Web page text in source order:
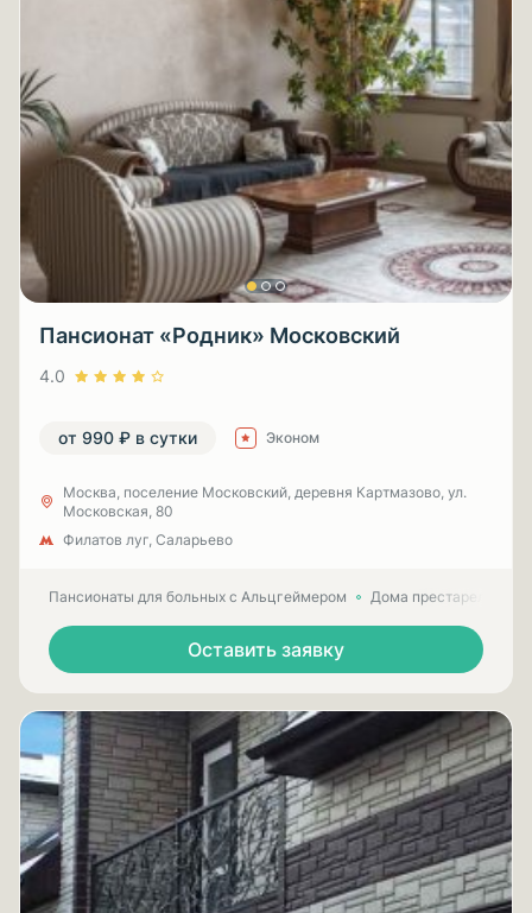
Пансионат «Родник» Московский
4.0
от 990 ₽ в сутки Эконом
Москва, поселение Московский, деревня Картмазово, ул.
Московская, 80
Филатов луг, Саларьево
Пансионаты для больных с Альцгеймером Дома престарелых
Оставить заявку